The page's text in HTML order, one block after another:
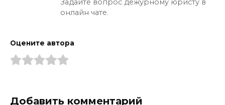
Задайте вопрос дежурному юристу в
онлайн чате.
Оцените автора
Добавить комментарий